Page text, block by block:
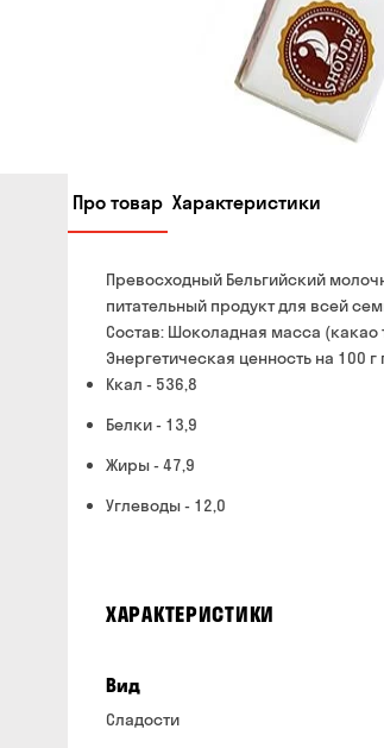
Про товар Характеристики
Превосходный Бельгийский
питательный продукт для всей
Состав: Шоколадная масса (какао
Энергетическая ценность на 100 г
Ккал - 536,8
Белки - 13,9
Жиры - 47,9
Углеводы - 12,0
ХАРАКТЕРИСТИКИ
Вид
Сладости